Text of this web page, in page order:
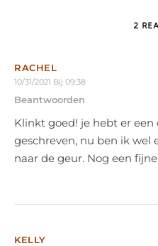
2
RACHEL
10/31/2021 Bij 09:38
Beantwoorden
Klinkt goed! je hebt er
geschreven, nu ben ik wel
naar de geur. Nog een
KELLY